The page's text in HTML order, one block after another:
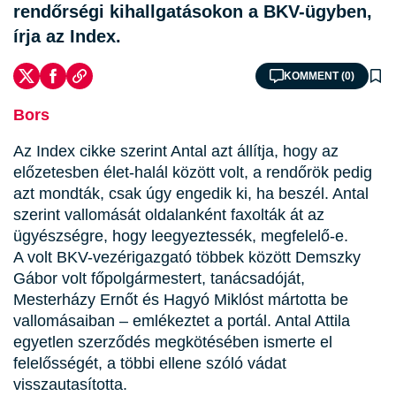
rendőrségi kihallgatásokon a BKV-ügyben,
írja az Index.
KOMMENT (0)
Bors
Az Index cikke szerint Antal azt állítja, hogy az
előzetesben élet-halál között volt, a rendőrök pedig
azt mondták, csak úgy engedik ki, ha beszél. Antal
szerint vallomását oldalanként faxolták át az
ügyészségre, hogy leegyeztessék, megfelelő-e.
A volt BKV-vezérigazgató többek között Demszky
Gábor volt főpolgármestert, tanácsadóját,
Mesterházy Ernőt és Hagyó Miklóst mártotta be
vallomásaiban – emlékeztet a portál. Antal Attila
egyetlen szerződés megkötésében ismerte el
felelősségét, a többi ellene szóló vádat
visszautasította.